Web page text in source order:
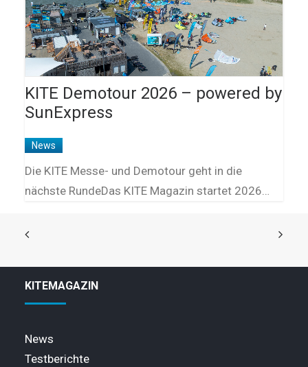
KITE Demotour 2026 – powered by
SunExpress
News
Die KITE Messe- und Demotour geht in die
nächste RundeDas KITE Magazin startet 2026…
KITEMAGAZIN
News
Testberichte